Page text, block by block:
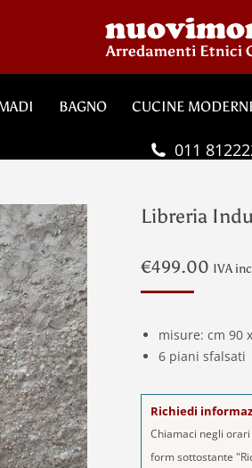
BAGNO CUCINE
011
Libreria
€499.00 IVA
misure: cm 90
6 piani sfalsati
Richiedi
Chiamaci negli
form sottostante